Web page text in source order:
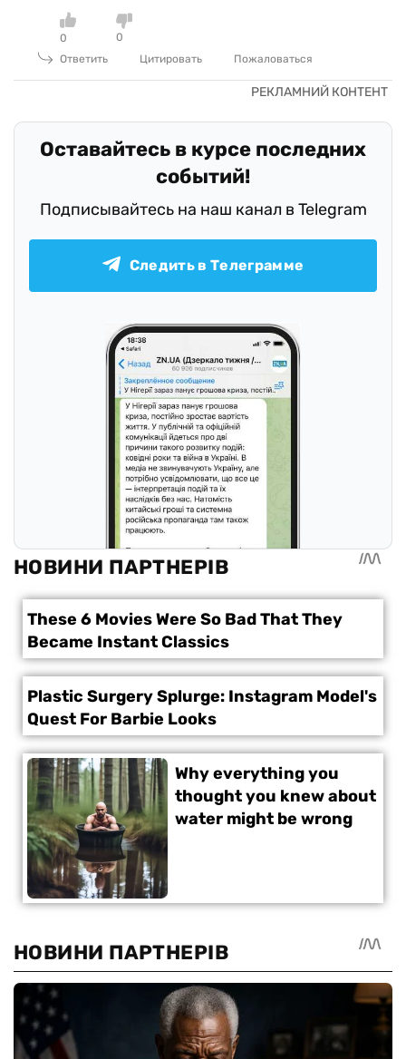
0
0
Ответить
Цитировать Пожаловаться
Оставайтесь в курсе последних
событий!
Подписывайтесь на наш канал в Telegram
Следить в Телеграмме